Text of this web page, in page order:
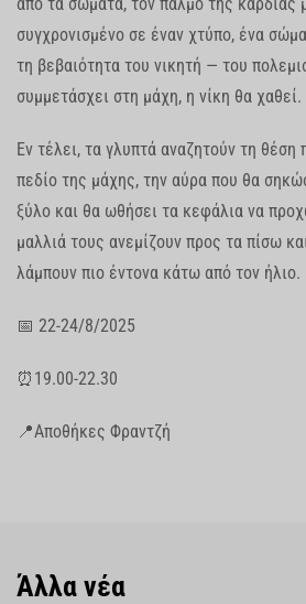
συγχρονισμένο σε έναν χτύπο, ένα
τη βεβαιότητα του νικητή — του
συμμετάσχει στη μάχη, η νίκη θα χαθεί.
Εν τέλει, τα γλυπτά αναζητούν τη θέση
πεδίο της μάχης, την αύρα που θα
ξύλο και θα ωθήσει τα κεφάλια να
μαλλιά τους ανεμίζουν προς τα πίσω
λάμπουν πιο έντονα κάτω από τον ήλιο.
📅 22-24/8/2025
⏰19.00-22.30
📍Αποθήκες Φραντζή
Άλλα νέα